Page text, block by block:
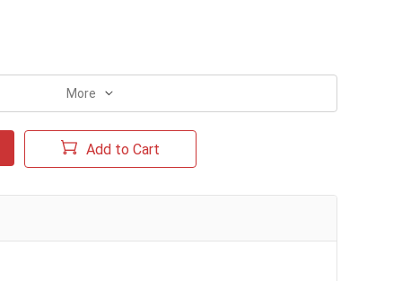
More
Add to Cart